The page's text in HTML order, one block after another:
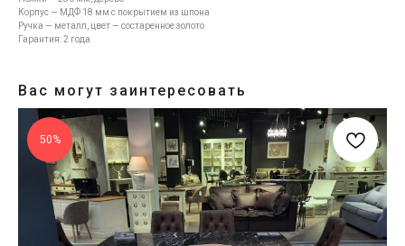
Корпус — МДФ 18 мм с покрытием из шпона
Ручка — металл, цвет — состаренное золото
Гарантия: 2 года
Вас могут заинтересовать
50%